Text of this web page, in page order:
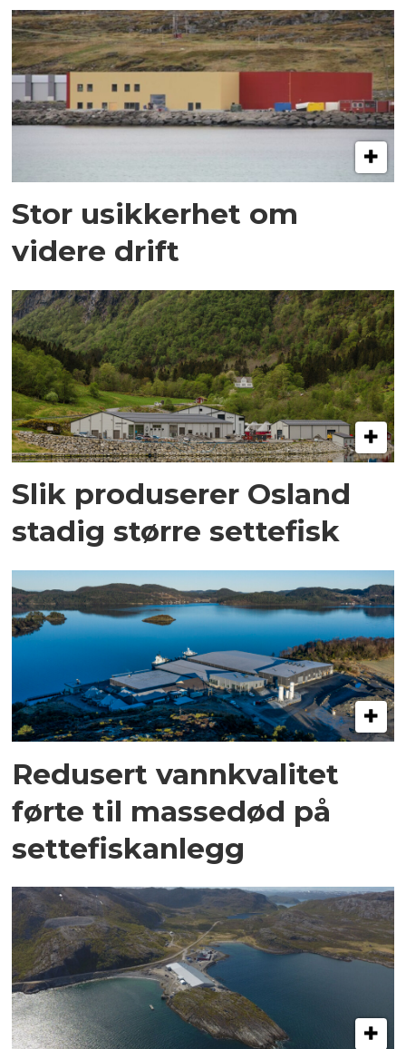
Stor usikkerhet om
videre drift
Slik produserer Osland
stadig større settefisk
Redusert vannkvalitet
førte til massedød på
settefiskanlegg